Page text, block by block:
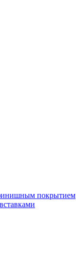
покрытием